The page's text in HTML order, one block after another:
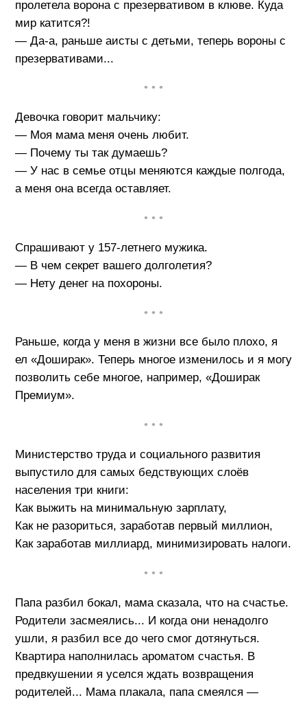
пролетела ворона с презервативом в клюве. Куда
мир катится?!
— Да-а, раньше аисты с детьми, теперь вороны с
презервативами...
• • •
Девочка говорит мальчику:
— Моя мама меня очень любит.
— Почему ты так думаешь?
— У нас в семье отцы меняются каждые полгода,
а меня она всегда оставляет.
• • •
Спрашивают у 157-летнего мужика.
— В чем секрет вашего долголетия?
— Нету денег на похороны.
• • •
Раньше, когда у меня в жизни все было плохо, я
ел «Доширак». Теперь многое изменилось и я могу
позволить себе многое, например, «Доширак
Премиум».
• • •
Министерство труда и социального развития
выпустило для самых бедствующих слоёв
населения три книги:
Как выжить на минимальную зарплату,
Как не разориться, заработав первый миллион,
Как заработав миллиард, минимизировать налоги.
• • •
Папа разбил бокал, мама сказала, что на счастье.
Родители засмеялись... И когда они ненадолго
ушли, я разбил все до чего смог дотянуться.
Квартира наполнилась ароматом счастья. В
предвкушении я уселся ждать возвращения
родителей... Мама плакала, папа смеялся —